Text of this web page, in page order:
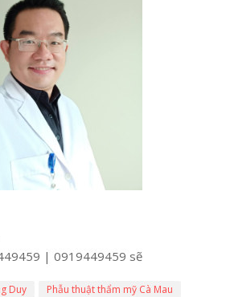
| 0919449459 sẽ
Duy
Phẫu thuật thẩm mỹ Cà Mau